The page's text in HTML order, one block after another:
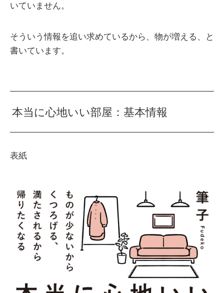
いていません。
そういう情報を追い求めているから、物が増える、と
書いています。
本当に心地いい部屋：基本情報
表紙